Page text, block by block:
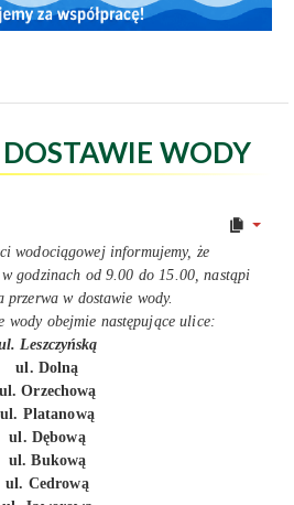
WODY
wodociągowej informujemy, że
godzinach od 9.00 do 15.00, nastąpi
przerwa w dostawie wody.
wody obejmie następujące ulice:
Leszczyńską
ul. Dolną
ul. Orzechową
ul. Platanową
ul. Dębową
ul. Bukową
ul. Cedrową